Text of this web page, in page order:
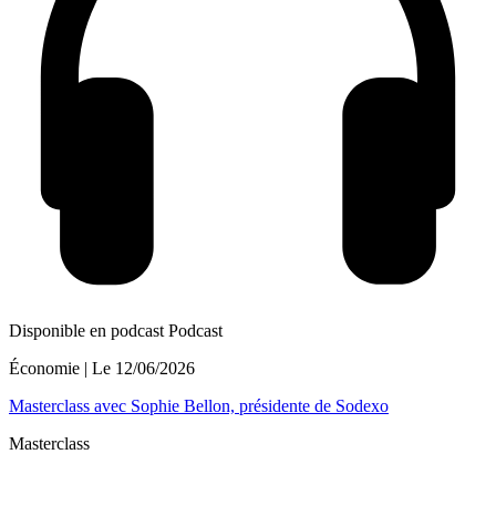
Disponible en podcast Podcast
Économie | Le 12/06/2026
Masterclass avec Sophie Bellon, présidente de Sodexo
Masterclass